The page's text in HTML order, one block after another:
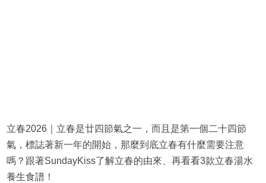
立春2026｜立春是廿四節氣之一，而且是第一個二十四節
氣，標誌著新一年的開始，那麼到底立春有什麼需要注意
嗎？跟著SundayKiss了解立春的由來、再看看3款立春湯水
養生食譜！